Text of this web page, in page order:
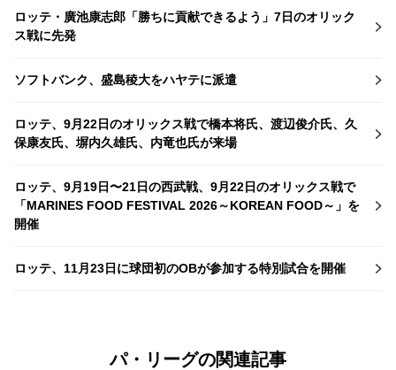
ロッテ・廣池康志郎「勝ちに貢献できるよう」7日のオリック
ス戦に先発
ソフトバンク、盛島稜大をハヤテに派遣
ロッテ、9月22日のオリックス戦で橋本将氏、渡辺俊介氏、久
保康友氏、塀内久雄氏、内竜也氏が来場
ロッテ、9月19日〜21日の西武戦、9月22日のオリックス戦で
「MARINES FOOD FESTIVAL 2026～KOREAN FOOD～」を
開催
ロッテ、11月23日に球団初のOBが参加する特別試合を開催
パ・リーグの関連記事